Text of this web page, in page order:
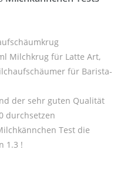
Milchkrug für Latte Art,
für Barista-
der sehr guten Qualität
durchsetzen
Test die
1.3 !